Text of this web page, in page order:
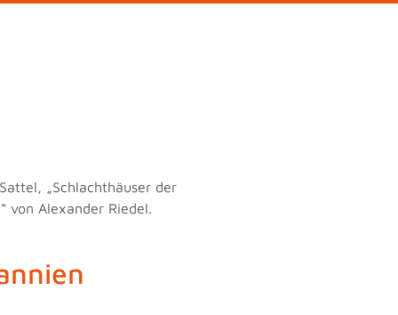
„Schlachthäuser der
von Alexander Riedel.